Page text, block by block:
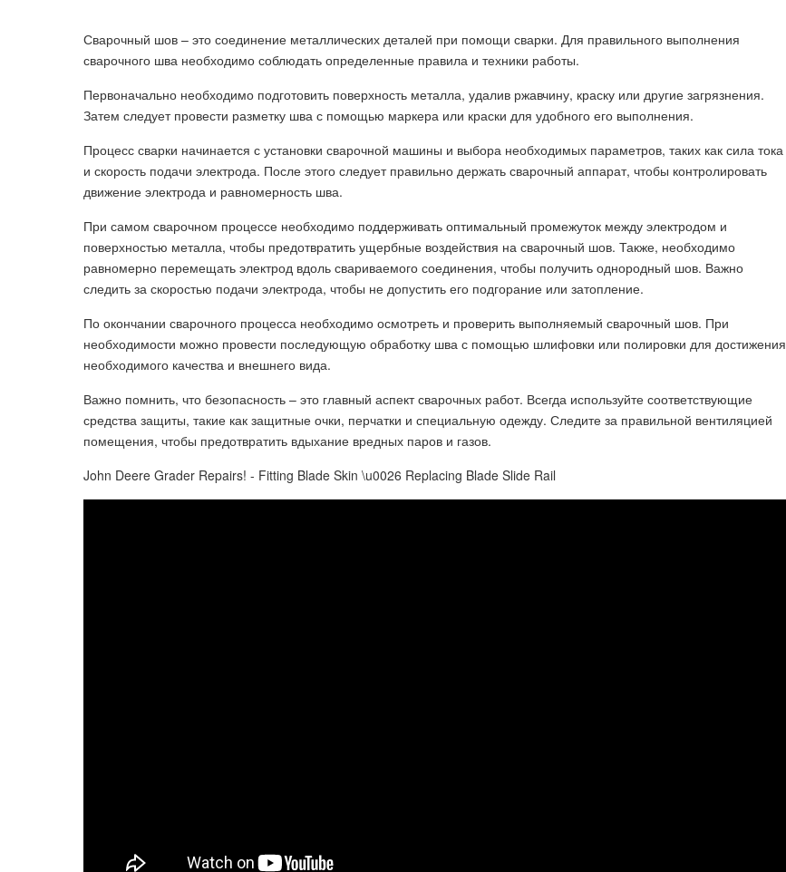
Сварочный шов – это соединение металлических деталей при помощи сварки. Для правильного выполнения
сварочного шва необходимо соблюдать определенные правила и техники работы.
Первоначально необходимо подготовить поверхность металла, удалив ржавчину, краску или другие загрязнения.
Затем следует провести разметку шва с помощью маркера или краски для удобного его выполнения.
Процесс сварки начинается с установки сварочной машины и выбора необходимых параметров, таких как сила тока
и скорость подачи электрода. После этого следует правильно держать сварочный аппарат, чтобы контролировать
движение электрода и равномерность шва.
При самом сварочном процессе необходимо поддерживать оптимальный промежуток между электродом и
поверхностью металла, чтобы предотвратить ущербные воздействия на сварочный шов. Также, необходимо
равномерно перемещать электрод вдоль свариваемого соединения, чтобы получить однородный шов. Важно
следить за скоростью подачи электрода, чтобы не допустить его подгорание или затопление.
По окончании сварочного процесса необходимо осмотреть и проверить выполняемый сварочный шов. При
необходимости можно провести последующую обработку шва с помощью шлифовки или полировки для достижения
необходимого качества и внешнего вида.
Важно помнить, что безопасность – это главный аспект сварочных работ. Всегда используйте соответствующие
средства защиты, такие как защитные очки, перчатки и специальную одежду. Следите за правильной вентиляцией
помещения, чтобы предотвратить вдыхание вредных паров и газов.
John Deere Grader Repairs! - Fitting Blade Skin \u0026 Replacing Blade Slide Rail